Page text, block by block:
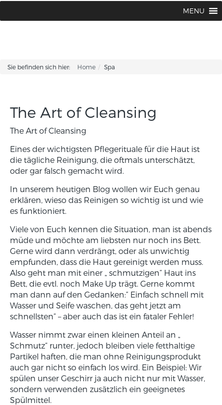
MENU
Sie befinden sich hier: Home Spa
The Art of Cleansing
The Art of Cleansing
Eines der wichtigsten Pflegerituale für die Haut ist
die tägliche Reinigung, die oftmals unterschätzt,
oder gar falsch gemacht wird.
In unserem heutigen Blog wollen wir Euch genau
erklären, wieso das Reinigen so wichtig ist und wie
es funktioniert.
Viele von Euch kennen die Situation, man ist abends
müde und möchte am liebsten nur noch ins Bett.
Gerne wird dann verdrängt, oder als unwichtig
empfunden, dass die Haut gereinigt werden muss.
Also geht man mit einer „ schmutzigen“ Haut ins
Bett, die evtl. noch Make Up trägt. Gerne kommt
man dann auf den Gedanken:“ Einfach schnell mit
Wasser und Seife waschen, das geht jetzt am
schnellsten“ – aber auch das ist ein fataler Fehler!
Wasser nimmt zwar einen kleinen Anteil an „
Schmutz“ runter, jedoch bleiben viele fetthaltige
Partikel haften, die man ohne Reinigungsprodukt
auch gar nicht so einfach los wird. Ein Beispiel: Wir
spülen unser Geschirr ja auch nicht nur mit Wasser,
sondern verwenden zusätzlich ein geeignetes
Spülmittel.